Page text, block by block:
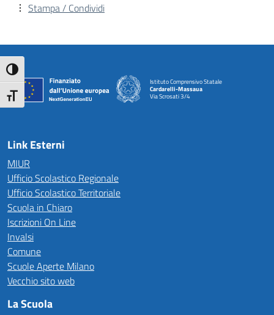
Attiva/disattiva alto contrasto
Attiva/disattiva dimensione testo
Stampa / Condividi
Istituto Comprensivo Statale
Cardarelli-Massaua
Via Scrosati 3/4
Link Esterni
MIUR
Ufficio Scolastico Regionale
Ufficio Scolastico Territoriale
Scuola in Chiaro
Iscrizioni On Line
Invalsi
Comune
Scuole Aperte Milano
Vecchio sito web
La Scuola